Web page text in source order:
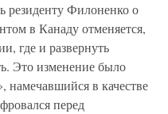
резиденту Филоненко о
в Канаду отменяется,
где и развернуть
Это изменение было
намечавшийся в качестве
перед